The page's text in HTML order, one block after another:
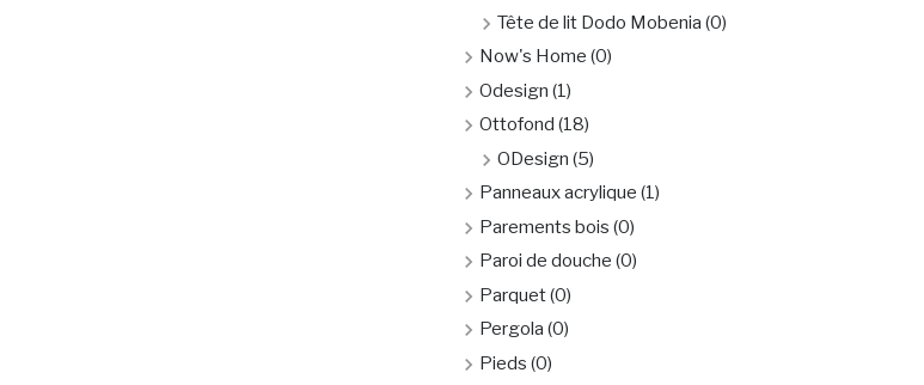
Tête de lit Dodo Mobenia (0)
Now's Home (0)
Odesign (1)
Ottofond (18)
ODesign (5)
Panneaux acrylique (1)
Parements bois (0)
Paroi de douche (0)
Parquet(0)
Pergola (0)
Pieds (0)